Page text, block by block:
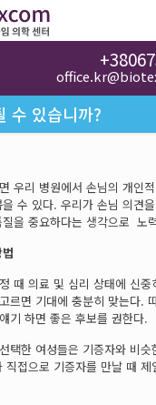
수 있습니까?
우리 병원에서 손님의 개인
수 있다. 우리가 손님 의견
을 중요하다는 생각으로 노
때 의료 및 심리 상태에 신
르면 기대에 충분히 맞는다.
기 하면 좋은 후보를 권한다.
택한 여성들은 기증자와 비
직접으로 기증자를 만날 때 제